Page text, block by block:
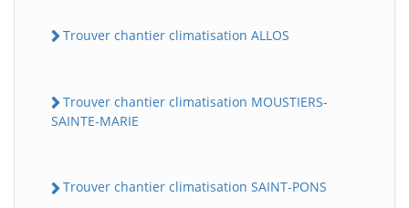
Trouver chantier climatisation ALLOS
Trouver chantier climatisation MOUSTIERS-
SAINTE-MARIE
Trouver chantier climatisation SAINT-PONS